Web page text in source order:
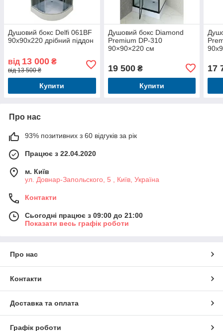
Душовий бокс Delfi 061BF
90х90х220 дрібний піддон
від 13 000 ₴
від 13 500 ₴
Купити
Душовий бокс Diamond
Premium DP-310
90×90×220 см
профіль
19 500₴
Купити
17
Про нас
93% позитивних з 60 відгуків за рік
Працює з 22.04.2020
м. Київ
ул. Довнар-Запольского, 5 , Київ, Україна
Контакти
Сьогодні працює з 09:00 до 21:00
Показати весь графік роботи
Про нас
Контакти
Доставка та оплата
Графік роботи